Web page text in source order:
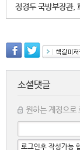
정경두 국방부장관,
소셜댓글
원하는 계정으로